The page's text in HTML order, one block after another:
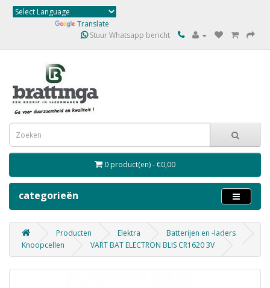
Translate
Stuur Whatsapp bericht
0 product(en) - €0,00
categorieën
Producten Elektra
Batterijen en -laders
Knoopcellen
VART BAT ELECTRON BLIS CR1620 3V